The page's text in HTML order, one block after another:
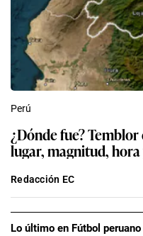
Perú
¿Dónde fue?
lugar, magnitud, hora
Redacción EC
Lo último en Fútbol peruano